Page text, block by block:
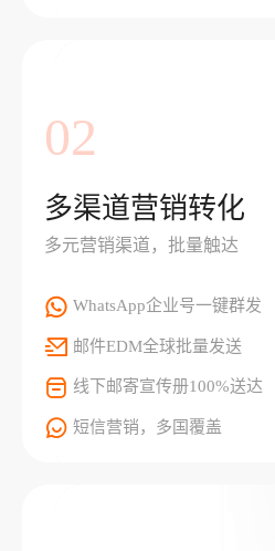
02
多渠道营销转化
多元营销渠道，批量触达
WhatsApp企业号一键群发
邮件EDM全球批量发送
线下邮寄宣传册100%送达
短信营销，多国覆盖